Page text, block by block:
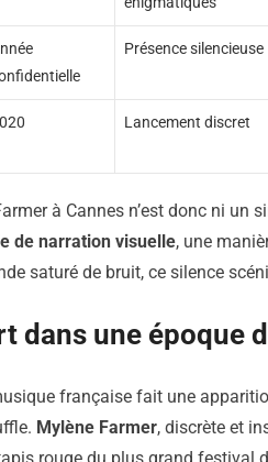
Présence silencieuse
Lancement discret
à Cannes n’est donc ni un
de narration visuelle, une
saturé de bruit, ce silence
dans une époque
française fait une
Mylène Farmer, discrète et